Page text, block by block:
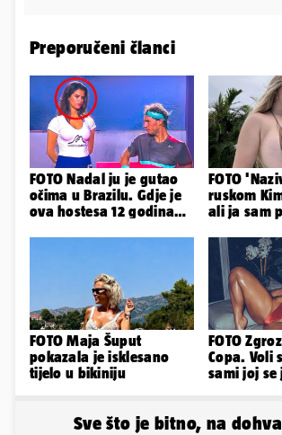
Preporučeni članci
FOTO Nadal ju je gutao
očima u Brazilu. Gdje je
ova hostesa 12 godina
FOTO
ruskom
ali ja sam
FOTO Maja Šuput
pokazala je isklesano
tijelo u bikiniju
FOTO
Copa. Voli
sami joj
Sve što je bitno, na